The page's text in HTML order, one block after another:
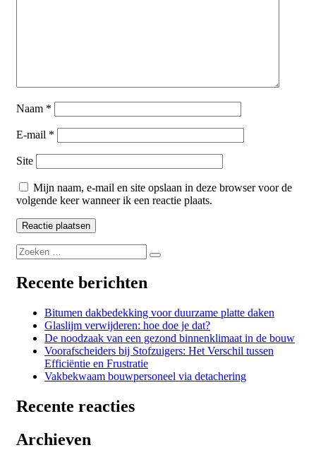
Naam *
E-mail *
Site
Mijn naam, e-mail en site opslaan in deze browser voor de
volgende keer wanneer ik een reactie plaats.
Zoeken
naar:
Zoeken
Recente berichten
Bitumen dakbedekking voor duurzame platte daken
Glaslijm verwijderen: hoe doe je dat?
De noodzaak van een gezond binnenklimaat in de bouw
Voorafscheiders bij Stofzuigers: Het Verschil tussen
Efficiëntie en Frustratie
Vakbekwaam bouwpersoneel via detachering
Recente reacties
Archieven